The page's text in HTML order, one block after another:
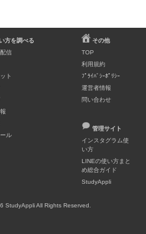
方を調べる
信
ト
ル
その他
TOP
利用規約
ﾌﾟﾗｲﾊﾞｼｰﾎﾟﾘｼｰ
運営者情報
問い合わせ
管理サイト
インスタグラム使
い方
LINEの使い方まと
め総合ガイド
StudyAppli
StudyAppli All Rights Reserved.